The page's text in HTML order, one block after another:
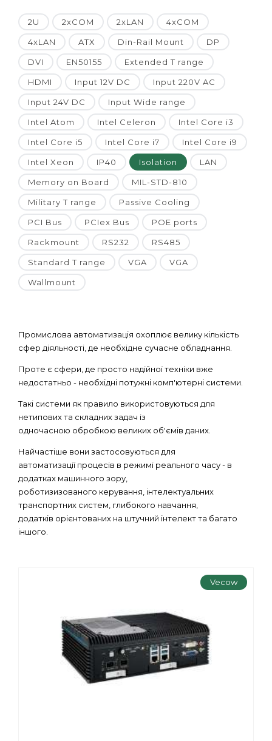
2U 2xCOM 2xLAN 4xCOM
4xLAN ATX Din-Rail Mount DP
DVI EN50155 Extended T range
HDMI Input 12V DC Input 220V AC
Input 24V DC Input Wide range
Intel Atom Intel Celeron Intel Core i3
Intel Core i5 Intel Core i7 Intel Core i9
Intel Xeon IP40 Isolation LAN
Memory on Board MIL-STD-810
Military T range Passive Cooling
PCI Bus PCIex Bus POE ports
Rackmount RS232 RS485
Standard T range VGA VGA
Wallmount
Промислова автоматизація охоплює велику кількість
сфер діяльності, де необхідне сучасне обладнання.
Проте є сфери, де просто надійної техніки вже
недостатньо - необхідні потужні комп'ютерні системи.
Такі системи як правило використовуються для
нетипових та складних задач із
одночасною обробкою великих об'ємів даних.
Найчастіше вони застосовуються для
автоматизації процесів в режимі реального часу - в
додатках машинного зору,
роботизизованого керування, інтелектуальних
транспортних систем, глибокого навчання,
додатків орієнтованих на штучний інтелект та багато
іншого.
Vecow